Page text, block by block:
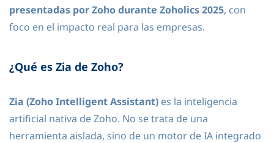
presentadas por Zoho durante Zoholics 2025, con
foco en el impacto real para las empresas.
¿Qué es Zia de Zoho?
Zia (Zoho Intelligent Assistant) es la inteligencia
artificial nativa de Zoho. No se trata de una
herramienta aislada, sino de un motor de IA integrado